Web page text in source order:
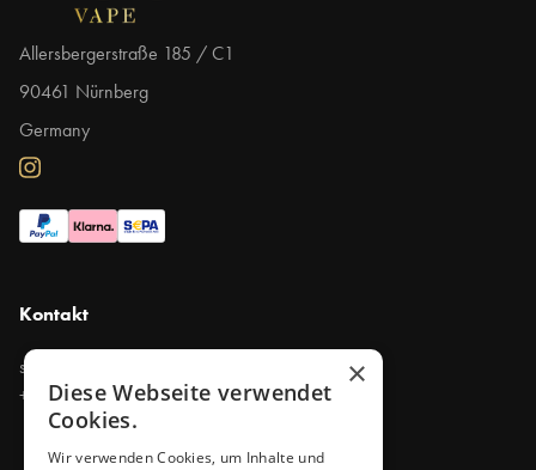
Allersbergerstraße 185 / C1
90461 Nürnberg
Germany
Kontakt
support@purevapes.de
+49 911 47790300
×
Diese Webseite verwendet
Cookies.
Wir verwenden Cookies, um Inhalte und